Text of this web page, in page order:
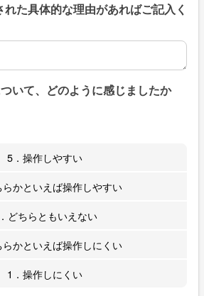
た具体的な理由があればご記入く
た具体的な理由があればご記入くだ
いて、どのように感じましたか
5．操作しやすい
かといえば操作しやすい
どちらともいえない
かといえば操作しにくい
1．操作しにくい